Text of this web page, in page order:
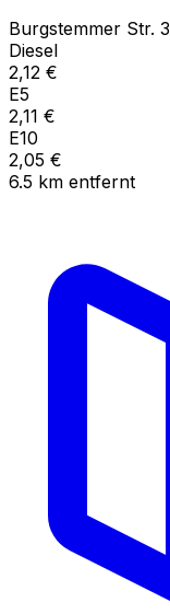
Burgstemmer Str. 3
Diesel
2,12 €
E5
2,11 €
E10
2,05 €
6.5 km entfernt